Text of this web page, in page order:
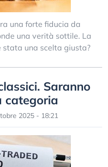
una forte fiducia da
una verità sottile. La
stata una scelta giusta?
Saranno
categoria
2025 - 18:21